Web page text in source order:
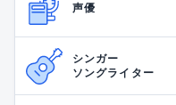
声優
シンガー
ソングライター